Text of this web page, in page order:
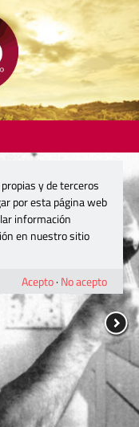
y de terceros
por esta página web
información
en nuestro sitio
Acepto· No acepto